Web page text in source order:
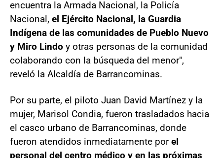
encuentra la Armada Nacional, la Policía
Nacional, el Ejército Nacional, la Guardia
Indígena de las comunidades de Pueblo Nuevo
y Miro Lindo y otras personas de la comunidad
colaborando con la búsqueda del menor",
reveló la Alcaldía de Barrancominas.
Por su parte, el piloto Juan David Martínez y la
mujer, Marisol Condia, fueron trasladados hacia
el casco urbano de Barrancominas, donde
fueron atendidos inmediatamente porel
personal del centro médico y en las próximas